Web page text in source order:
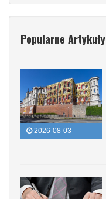
Popularne Artykuły
2026-08-03